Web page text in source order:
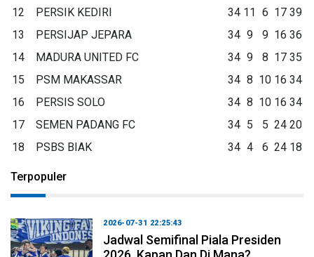
12
PERSIK KEDIRI 34 11 6 17 39
13
PERSIJAP JEPARA 34 9 9 16 36
14
MADURA UNITED FC 34 9 8 17 35
15
PSM MAKASSAR 34 8 10 16 34
16
PERSIS SOLO 34 8 10 16 34
17
SEMEN PADANG FC 34 5 5 24 20
18
PSBS BIAK 34 4 6 24 18
Terpopuler
2026-07-31 22:25:43
Jadwal Semifinal Piala Presiden